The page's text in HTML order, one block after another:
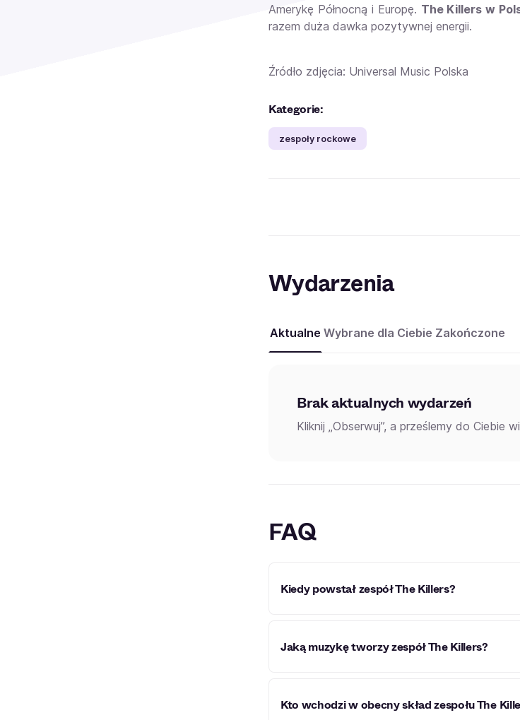
Amerykę Północną i Europę. The Killers w
razem duża dawka pozytywnej energii.
Źródło zdjęcia: Universal Music Polska
Kategorie:
zespoły rockowe
Wydarzenia
Aktualne Wybrane dla Ciebie Zakończone
Brak aktualnych wydarzeń
Kliknij „Obserwuj”, a prześlemy do
FAQ
Kiedy powstał zespół The Killers?
działalność w 2002 roku.
Jaką muzykę tworzy zespół The Killers?
Kto wchodzi w obecny skład zespołu The